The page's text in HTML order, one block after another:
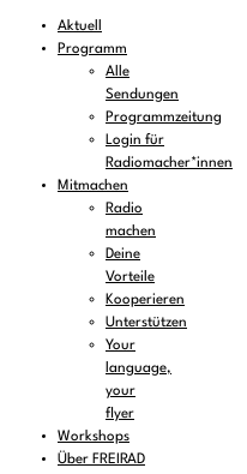
Aktuell
Programm
Alle
Sendungen
Programmzeitung
Login für
Radiomacher*innen
Mitmachen
Radio
machen
Deine
Vorteile
Kooperieren
Unterstützen
Your
language,
your
flyer
Workshops
Über FREIRAD